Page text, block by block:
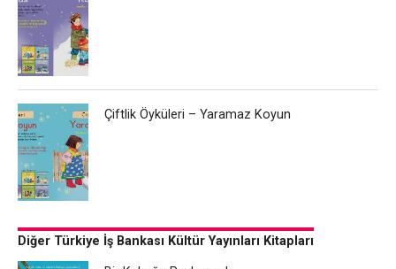
Çiftlik Öyküleri – Yaramaz Koyun
Diğer Türkiye İş Bankası Kültür Yayınları Kitapları